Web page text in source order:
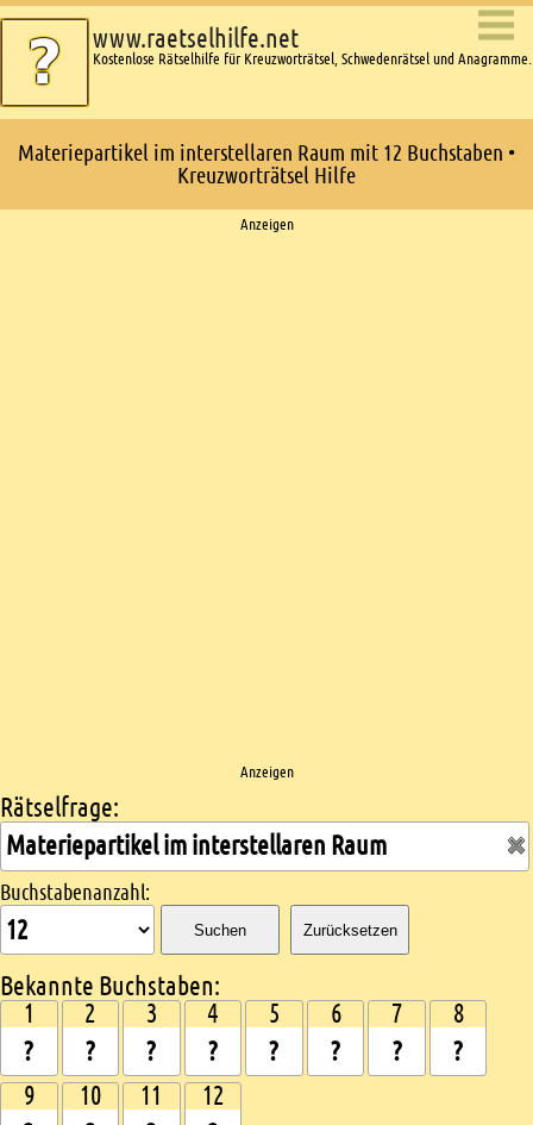
www.raetselhilfe.net
Kostenlose Rätselhilfe für Kreuzworträtsel, Schwedenrätsel und Anagramme.
Materiepartikel im interstellaren Raum mit 12 Buchstaben •
Kreuzworträtsel Hilfe
Anzeigen
Anzeigen
Kreuzworträtsel suchen
Rätselfrage:
Buchstabenanzahl:
Suchen Zurücksetzen
Bekannte Buchstaben:
1 2 3 4 5 6 7 8
9 10 11 12